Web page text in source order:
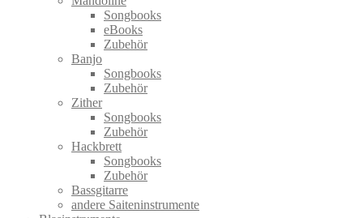
Songbooks
eBooks
Zubehör
Banjo
Songbooks
Zubehör
Zither
Songbooks
Zubehör
Hackbrett
Songbooks
Zubehör
Bassgitarre
andere Saiteninstrumente